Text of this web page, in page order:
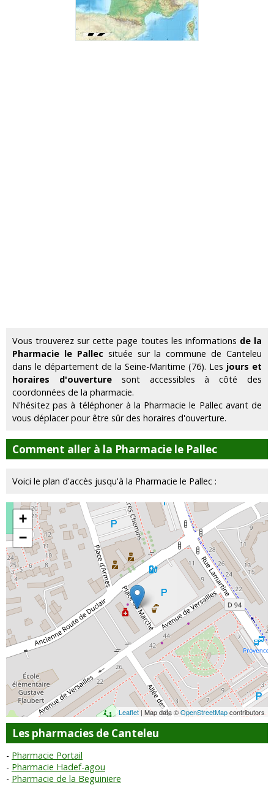
Vous trouverez sur cette page toutes les informations de la
Pharmacie le Pallec située sur la commune de Canteleu
dans le département de la Seine-Maritime (76). Les jours et
horaires d'ouverturesont accessibles à côté des
coordonnées de la pharmacie.
N'hésitez pas à téléphoner à la Pharmacie le Pallec avant de
vous déplacer pour être sûr des horaires d'ouverture.
Comment aller à la Pharmacie le Pallec
Voici le plan d'accès jusqu'à la Pharmacie le Pallec :
+
−
Leaflet | Map data ©OpenStreetMapcontributors
Les pharmacies de Canteleu
Pharmacie Portail
Pharmacie Hadef-agou
Pharmacie de la Beguiniere